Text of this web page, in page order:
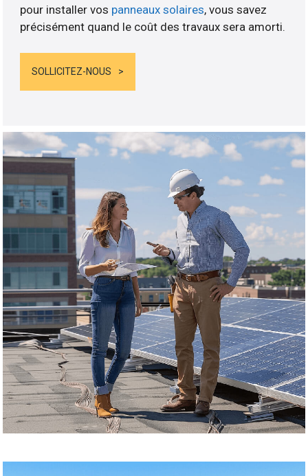
pour installer vos panneaux solaires, vous savez
précisément quand le coût des travaux sera amorti.
SOLLICITEZ-NOUS